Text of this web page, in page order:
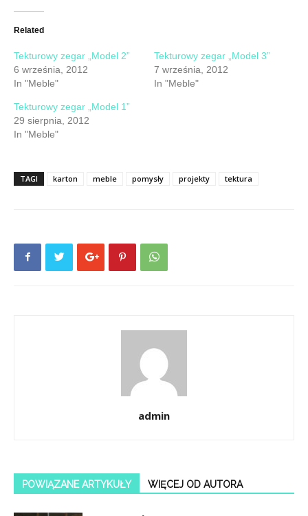
(Opens
new
Related
Tekturowy zegar „Model 2”
6 września, 2012
In "Meble"
Tekturowy zegar „Model 3”
7 września, 2012
In "Meble"
Tekturowy zegar „Model 1”
29 sierpnia, 2012
In "Meble"
TAGI karton meble pomysły projekty tektura
admin
POWIĄZANE ARTYKUŁY WIĘCEJ OD AUTORA